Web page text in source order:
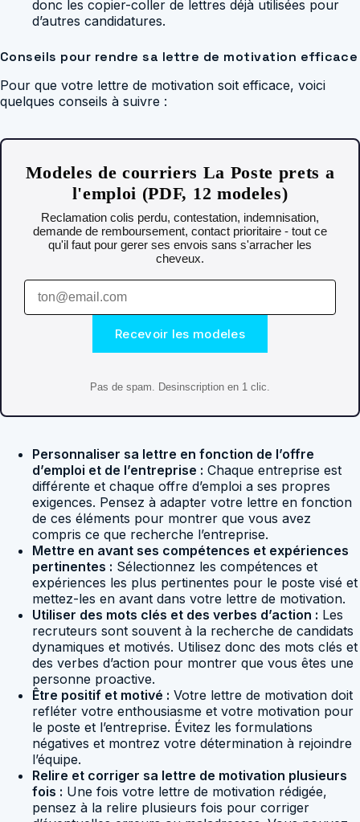
donc les copier-coller de lettres déjà utilisées pour
d’autres candidatures.
Conseils pour rendre sa lettre de motivation efficace
Pour que votre lettre de motivation soit efficace, voici
quelques conseils à suivre :
Modeles de courriers La Poste prets a
l'emploi (PDF, 12 modeles)
Reclamation colis perdu, contestation, indemnisation,
demande de remboursement, contact prioritaire - tout ce
qu'il faut pour gerer ses envois sans s'arracher les
cheveux.
Recevoir les modeles
Pas de spam. Desinscription en 1 clic.
Personnaliser sa lettre en fonction de l’offre
d’emploi et de l’entreprise : Chaque entreprise est
différente et chaque offre d’emploi a ses propres
exigences. Pensez à adapter votre lettre en fonction
de ces éléments pour montrer que vous avez
compris ce que recherche l’entreprise.
Mettre en avant ses compétences et expériences
pertinentes : Sélectionnez les compétences et
expériences les plus pertinentes pour le poste visé et
mettez-les en avant dans votre lettre de motivation.
Utiliser des mots clés et des verbes d’action : Les
recruteurs sont souvent à la recherche de candidats
dynamiques et motivés. Utilisez donc des mots clés et
des verbes d’action pour montrer que vous êtes une
personne proactive.
Être positif et motivé : Votre lettre de motivation doit
refléter votre enthousiasme et votre motivation pour
le poste et l’entreprise. Évitez les formulations
négatives et montrez votre détermination à rejoindre
l’équipe.
Relire et corriger sa lettre de motivation plusieurs
fois : Une fois votre lettre de motivation rédigée,
pensez à la relire plusieurs fois pour corriger